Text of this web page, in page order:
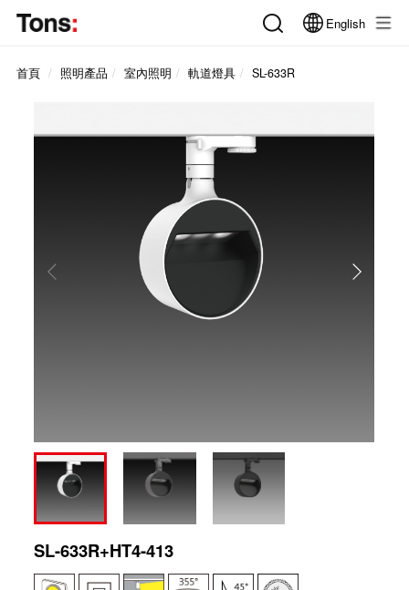
English
首頁 照明產品 室內照明 軌道燈具 SL-633R
SL-633R+HT4-413